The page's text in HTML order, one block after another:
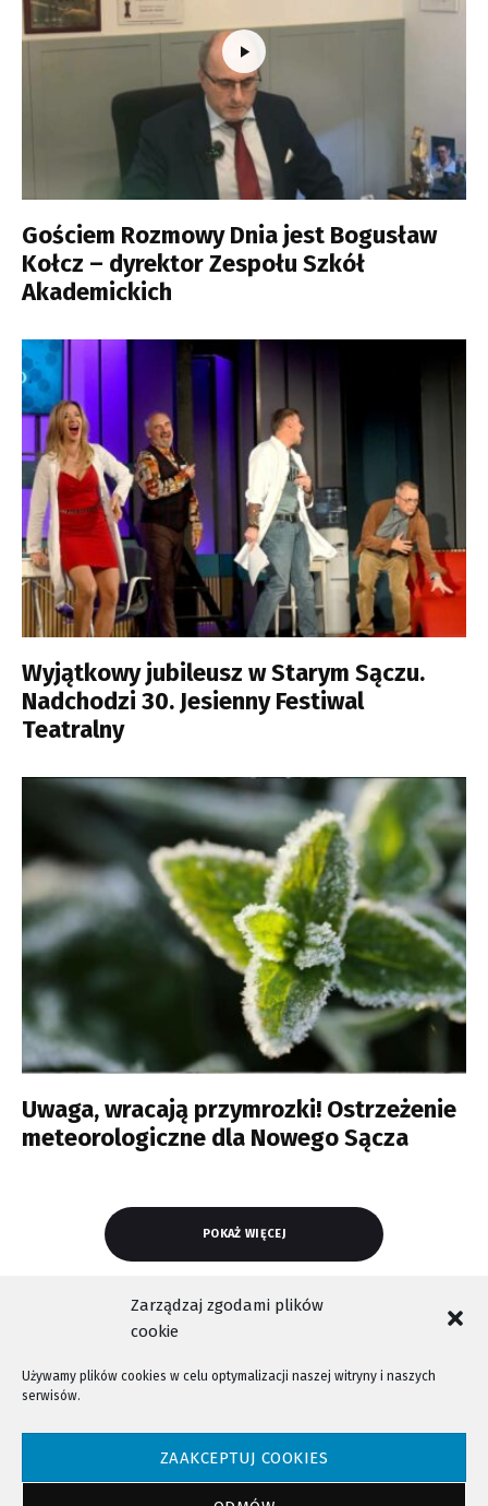
Zarządzaj zgodami plików
cookie
Używamy plików cookies w celu optymalizacji naszej witryny i naszych
serwisów.
ZAAKCEPTUJ COOKIES
Gościem Rozmowy Dnia jest Bogusław
Kołcz – dyrektor Zespołu Szkół
Akademickich
Wyjątkowy jubileusz w Starym Sączu.
Nadchodzi 30. Jesienny Festiwal
Teatralny
Uwaga, wracają przymrozki! Ostrzeżenie
meteorologiczne dla Nowego Sącza
POKAŻ WIĘCEJ
NTV - Nasza Telewizja Sądecka © 2023 Wszystkie prawa zastrzeżone!